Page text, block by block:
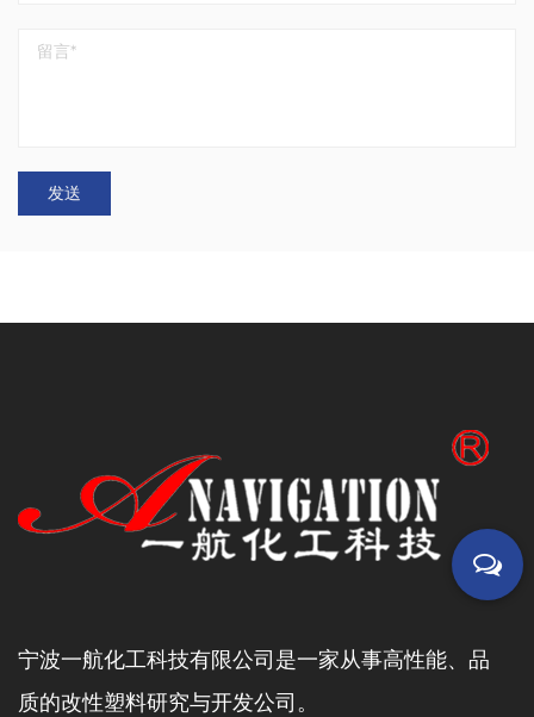
宁波一航化工科技有限公司是一家从事高性能、品
质的改性塑料研究与开发公司。